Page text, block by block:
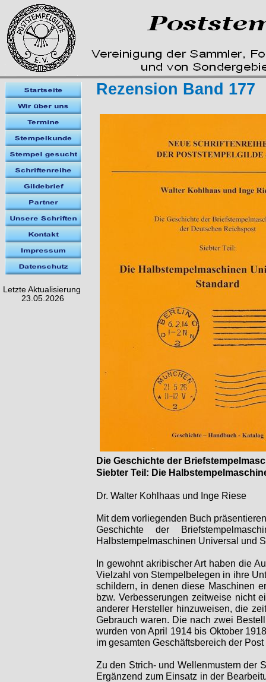
Letzte Aktualisierung
23.05.2026
Rezension Band 177
Die Geschichte der
Siebter Teil: Die
Dr. Walter Kohlhaas und Inge Riese
Mit dem vorliegenden Buch
Geschichte der
Halbstempelmaschinen Universal und
In gewohnt akribischer Art haben die
Vielzahl von Stempelbelegen in ihre
schildern, in denen diese Maschinen
bzw. Verbesserungen zeitweise nicht
anderer Hersteller hinzuweisen, die
Gebrauch waren. Die nach zwei
wurden von April 1914 bis Oktober
im gesamten Geschäftsbereich der
Zu den Strich- und Wellenmustern der
Ergänzend zum Einsatz in der